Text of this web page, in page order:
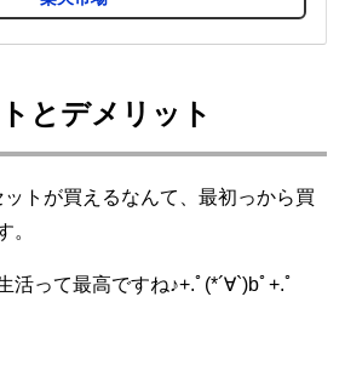
とデメリット
トが買えるなんて、最初っから買
。
活って最高ですね♪+.ﾟ(*´∀`)bﾟ+.ﾟ